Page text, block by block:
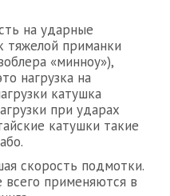
на ударные
тяжелой приманки
«минноу»),
нагрузка на
катушка
при ударах
катушки такие
скорость подмотки.
применяются в